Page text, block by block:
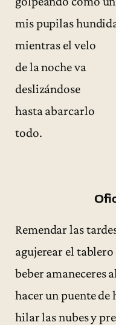
mis pupilas
mientras el velo
de la noche va
deslizándose
hasta abarcarlo
todo.
Remendar las
agujerear el
beber amaneceres
hacer un puente de
hilar las nubes y